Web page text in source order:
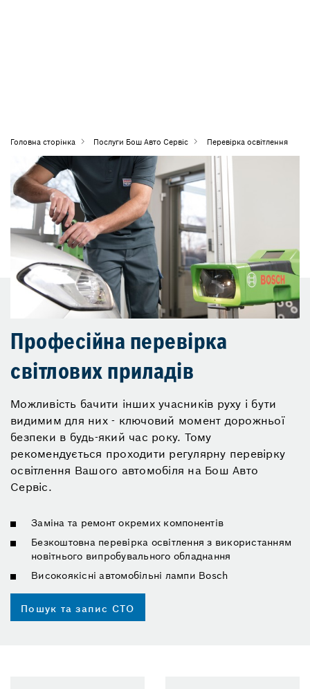
Головна сторiнка Послуги Бош Авто Сервіс Перевірка освітлення
Професійна перевірка
світлових приладів
Можливість бачити інших учасників руху і бути
видимим для них - ключовий момент дорожньої
безпеки в будь-який час року. Тому
рекомендується проходити регулярну перевірку
освітлення Вашого автомобіля на Бош Авто
Сервіс.
Заміна та ремонт окремих компонентів
Безкоштовна перевірка освітлення з використанням
новітнього випробувального обладнання
Високоякісні автомобільні лампи Bosch
Пошук та запис СТО